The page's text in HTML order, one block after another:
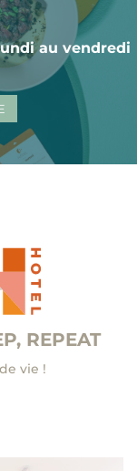
au vendredi
REPEAT
vie !